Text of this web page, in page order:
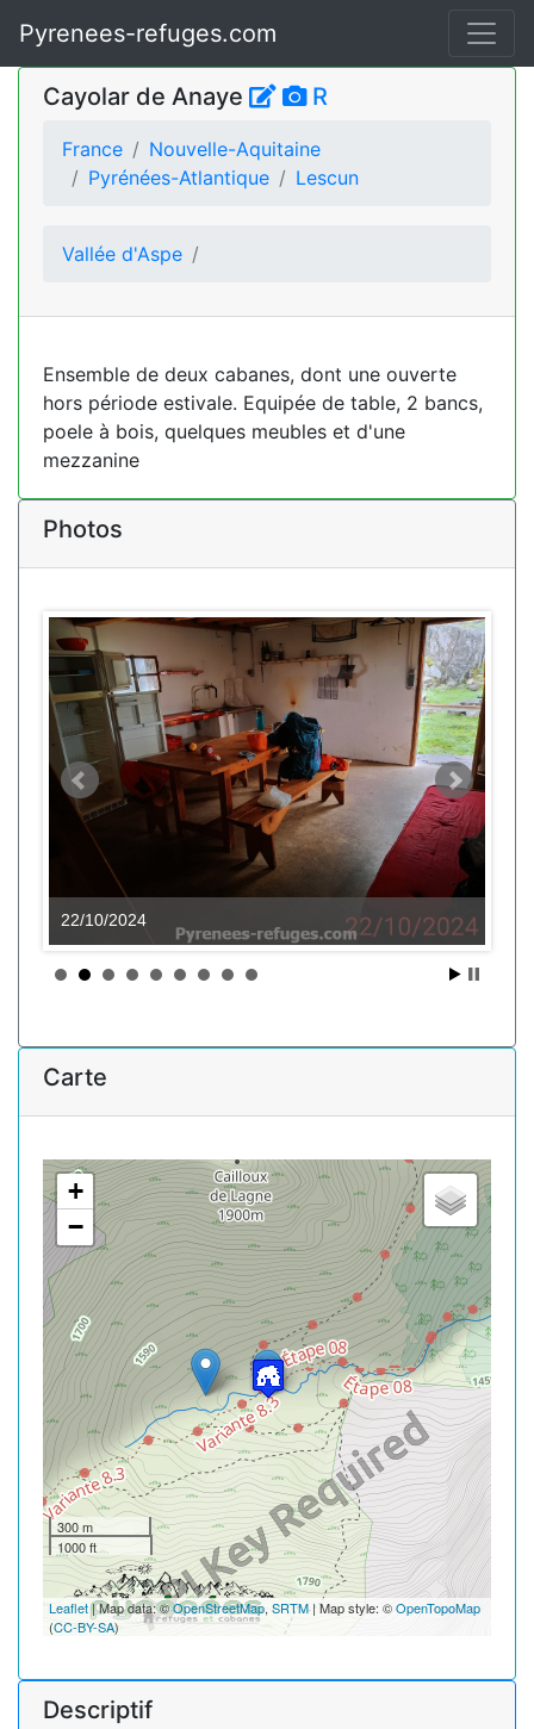
Pyrenees-refuges.com
Cayolar de Anaye R
France
Nouvelle-Aquitaine
Pyrénées-Atlantique
Lescun
Vallée d'Aspe
Ensemble de deux cabanes, dont une ouverte
hors période estivale. Equipée de table, 2 bancs,
poele à bois, quelques meubles et d'une
mezzanine
Photos
22/10/2024
Carte
+
−
300 m
1000 ft
Leaflet| Map data: ©OpenStreetMap, SRTM| Map style: ©OpenTopoMap
(CC-BY-SA)
Descriptif